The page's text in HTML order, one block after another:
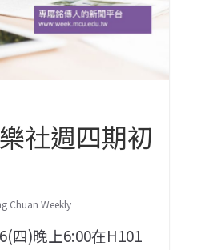
社週四期初
Chuan Weekly
四)晚上6:00在H101